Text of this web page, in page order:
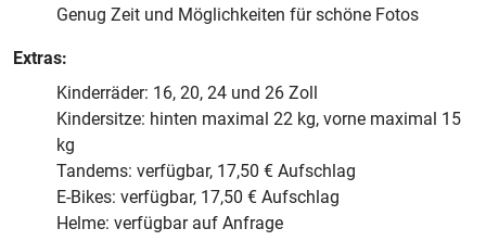
Genug Zeit und Möglichkeiten für schöne Fotos
Extras:
Kinderräder: 16, 20, 24 und 26 Zoll
Kindersitze: hinten maximal 22 kg, vorne maximal 15
kg
Tandems: verfügbar, 17,50 € Aufschlag
E-Bikes: verfügbar, 17,50 € Aufschlag
Helme: verfügbar auf Anfrage